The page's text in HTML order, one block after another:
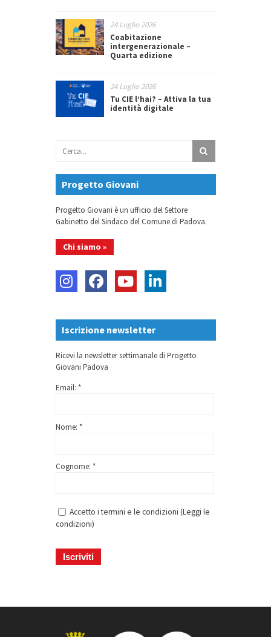
24 Luglio 2026
Coabitazione
intergenerazionale –
Quarta edizione
24 Luglio 2026
Tu CIE l’hai? – Attiva la tua
identità digitale
Progetto Giovani
Progetto Giovani è un ufficio del Settore
Gabinetto del Sindaco del Comune di Padova.
Chi siamo »
Iscrizione newsletter
Ricevi la newsletter settimanale di Progetto
Giovani Padova
Email: *
Nome: *
Cognome: *
Accetto i termini e le condizioni (Leggi le
condizioni)